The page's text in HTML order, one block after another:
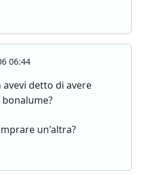
06:44
detto di avere
bonalume?
un'altra?